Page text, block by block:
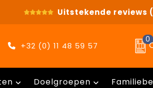
Uitstekende reviews
+32 (0) 11 48 59 57
0
Doelgroepen